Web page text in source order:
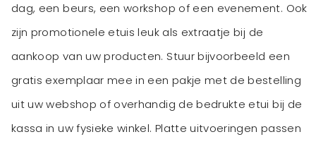
dag, een beurs, een workshop of een evenement. Ook
zijn promotionele etuis leuk als extraatje bij de
aankoop van uw producten. Stuur bijvoorbeeld een
gratis exemplaar mee in een pakje met de bestelling
uit uw webshop of overhandig de bedrukte etui bij de
kassa in uw fysieke winkel. Platte uitvoeringen passen